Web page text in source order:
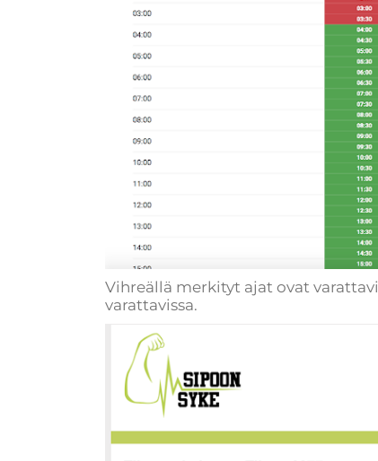
Vihreällä merkityt ajat ovat
varattavissa.